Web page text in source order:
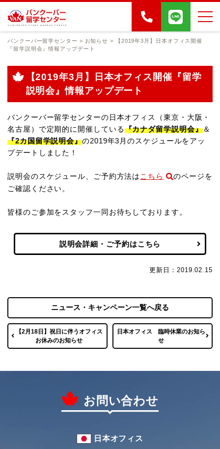
バンクーバー留学センター > お知らせ >
【2019年3月】日本オフィス開催
『留学説明会』情報アップデート
【2019年3月】日本オフィス開催『留学
説明会』情報アップデート
バンクーバー留学センターの日本オフィス（東京・大阪・
名古屋）で定期的に開催している『カナダ留学説明会』＆
『2カ国留学説明会』の2019年3月のスケジュールをアッ
プデートしました！
説明会のスケジュール、ご予約方法は こちら
のページを
ご確認ください。
皆様のご参加をスタッフ一同お待ちしております。
説明会詳細・ご予約はこちら
更新日：2019.02.15
【2月18日】祝日に伴うオフィス
お休みのお知らせ
ニュース・キャンペーン一覧へ戻る
日本オフィス 臨時休業のお知ら
せ
お問い合わせ
日本オフィス